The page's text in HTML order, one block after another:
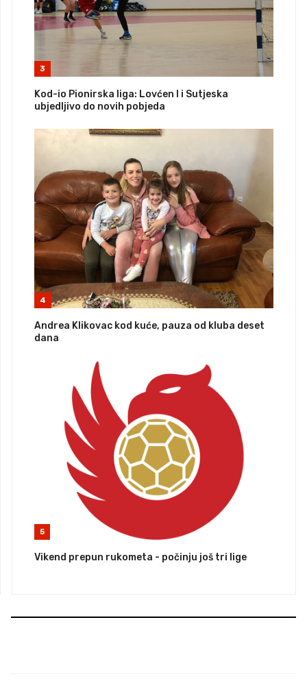
3
Kod-io Pionirska liga: Lovćen I i Sutjeska
ubjedljivo do novih pobjeda
4
Andrea Klikovac kod kuće, pauza od kluba deset
dana
5
Vikend prepun rukometa - počinju još tri lige